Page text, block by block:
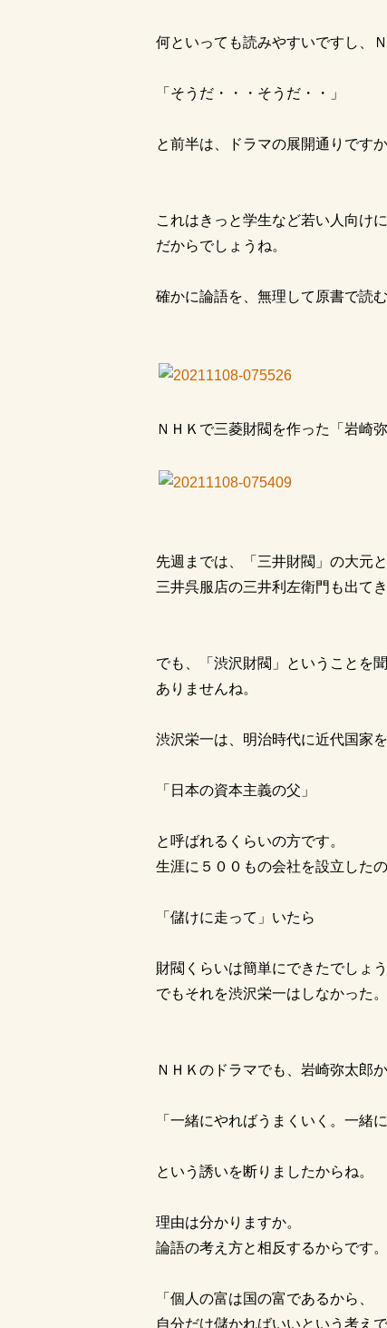
何といっても読みやすいですし、
「そうだ・・・そうだ・・」
と前半は、ドラマの展開通りです
これはきっと学生など若い人向け
だからでしょうね。
確かに論語を、無理して原書で読
ＮＨＫで三菱財閥を作った「岩崎
先週までは、「三井財閥」の大元と
三井呉服店の三井利左衛門も出てき
でも、「渋沢財閥」ということを聞
ありませんね。
渋沢栄一は、明治時代に近代国家
「日本の資本主義の父」
と呼ばれるくらいの方です。
生涯に５００もの会社を設立したの
「儲けに走って」いたら
財閥くらいは簡単にできたでしょう
でもそれを渋沢栄一はしなかった。
ＮＨＫのドラマでも、岩崎弥太郎
「一緒にやればうまくいく。一緒
という誘いを断りましたからね。
理由は分かりますか。
論語の考え方と相反するからです。
「個人の富は国の富であるから、
自分だけ儲かればいいという考えで